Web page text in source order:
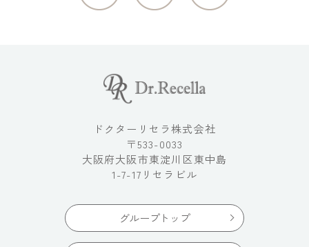
ドクターリセラ株式会社
〒533-0033
大阪府大阪市東淀川区東中島
1-7-17リセラビル
グループトップ